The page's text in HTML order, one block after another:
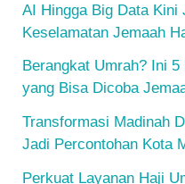
AI Hingga Big Data Kini
Keselamatan Jemaah
Berangkat Umrah? Ini
yang Bisa Dicoba
Transformasi Madinah
Jadi Percontohan Kota
Perkuat Layanan Haji